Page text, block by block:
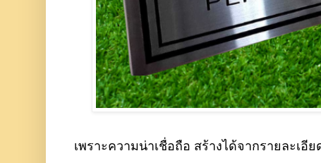
เพราะความน่าเชื่อถือ สร้างได้จากรายละเอี